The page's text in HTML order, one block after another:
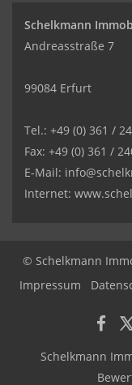
Schelkmann
Andreasstraße 7
99084 Erfurt
Tel.: +49 (0) 361 /
Fax: +49 (0) 361 /
E-Mail:
Internet:
© Schelkmann
Impressum
Schelkmann